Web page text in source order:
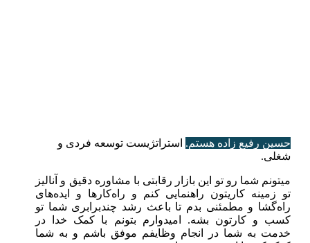
حسین رفیع زاده هستم. استراتژیست توسعه فردی و
شغلی.
میتونم شما رو تو این بازار رقابتی با مشاوره دقیق و آنالیز
تو زمینه کاریتون راهنمایی کنم و راه‌کارها و ایده‌های
راه‌گشا و مطمئنی بدم تا باعث رشد چندبرابری شما تو
کسب و کارتون بشه. امیدوارم بتونم با کمک خدا در
خدمت به شما در انجام وظایفم موفق باشم و به شما